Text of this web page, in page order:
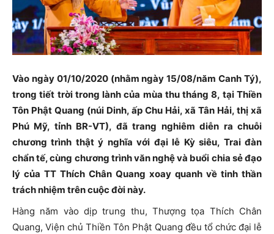
Vào ngày 01/10/2020 (nhằm ngày 15/08/năm Canh Tý),
trong tiết trời trong lành của mùa thu tháng 8, tại Thiền
Tôn Phật Quang (núi Dinh, ấp Chu Hải, xã Tân Hải, thị xã
Phú Mỹ, tỉnh BR-VT), đã trang nghiêm diễn ra chuỗi
chương trình thật ý nghĩa với đại lễ Kỳ siêu, Trai đàn
chẩn tế, cùng chương trình văn nghệ và buổi chia sẻ đạo
lý của TT Thích Chân Quang xoay quanh về tinh thần
trách nhiệm trên cuộc đời này.
Hàng năm vào dịp trung thu, Thượng tọa Thích Chân
Quang, Viện chủ Thiền Tôn Phật Quang đều tổ chức đại lễ